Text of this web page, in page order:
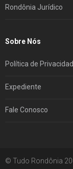
Rondônia Jurídico
Sobre Nós
Política de
Expediente
Fale Conosco
© Tudo Rondônia